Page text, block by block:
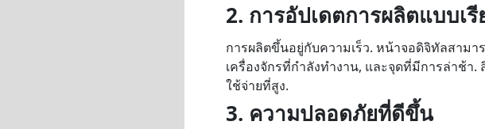
2. การอัปเดตการผลิตแบบเ
การผลิตขึ้นอยู่กับความเร็ว. หน้าจอดิจิทัลสามา
เครื่องจักรที่กำลังทำงาน, และจุดที่มีการล่าช้
ใช้จ่ายที่สูง.
3. ความปลอดภัยที่ดีขึ้น